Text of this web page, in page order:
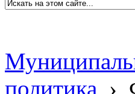
политика ›